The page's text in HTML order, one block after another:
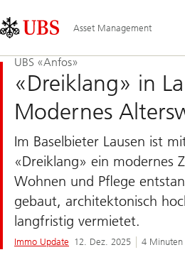
Links
Area
Asset Management
UBS «Anfos»
«Dreiklang» in
Modernes
Im Baselbieter Lausen ist
«Dreiklang» ein modernes
Wohnen und Pflege
gebaut, architektonisch
langfristig vermietet.
Immo Update 12. Dez. 2025 4 Minuten